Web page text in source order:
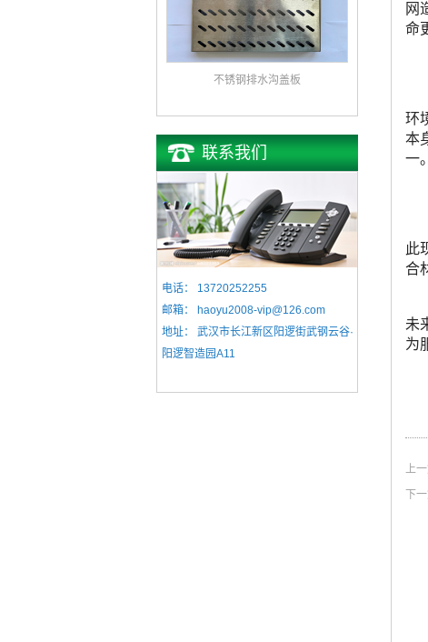
不锈钢排水沟盖板
联系我们
电话： 13720252255
邮箱：
haoyu2008-vip@126.com
地址： 武汉市长江新区阳逻街武钢云谷·
阳逻智造园A11
网
命
环
本
一。
此
合
未
为
上一
下